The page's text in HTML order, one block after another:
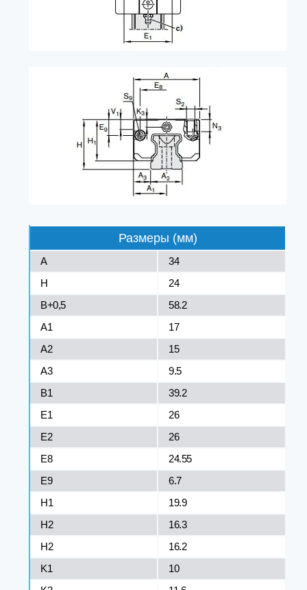
Размеры (мм)
A
34
H
24
B+0,5
58.2
A1
17
A2
15
A3
9.5
B1
39.2
E1
26
E2
26
E8
24.55
E9
6.7
H1
19.9
H2
16.3
H2
16.2
K1
10